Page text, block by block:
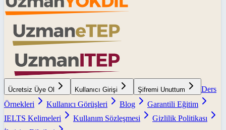
Ücretsiz Üye Ol Kullanıcı Girişi Şifremi Unuttum
Ders
Örnekleri
Kullanıcı Görüşleri Blog
Garantili Eğitim
IELTS Kelimeleri
Kullanım Sözleşmesi
Gizlilik Politikası